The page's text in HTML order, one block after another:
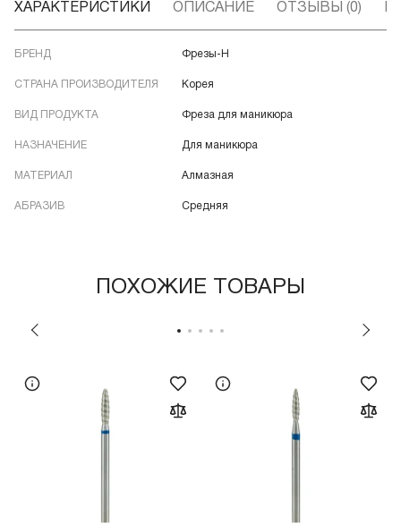
ХАРАКТЕРИСТИКИ ОПИСАНИЕ ОТЗЫВЫ (0)
БРЕНД Фрезы-Н
СТРАНА ПРОИЗВОДИТЕЛЯ Корея
ВИД ПРОДУКТА Фреза для маникюра
НАЗНАЧЕНИЕ Для маникюра
МАТЕРИАЛ Алмазная
АБРАЗИВ Средняя
ПОХОЖИЕ ТОВАРЫ